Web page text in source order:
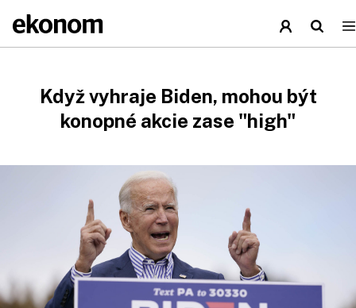
Když vyhraje Biden, mohou být
konopné akcie zase "high"